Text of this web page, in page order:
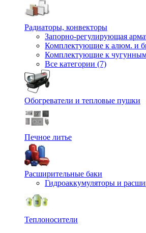
Радиаторы, конвекторы
Запорно-регулирующая
Комплектующие к алюм. и
Комплектующие к
Все категории (7)
Обогреватели и тепловые пушки
Печное литье
Расширительные баки
Гидроаккумуляторы и
Теплоносители